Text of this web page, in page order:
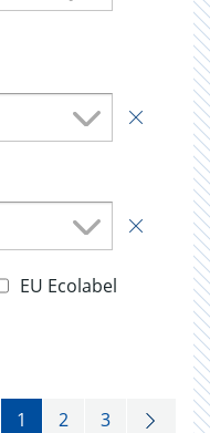
EU Ecolabel
1 2 3